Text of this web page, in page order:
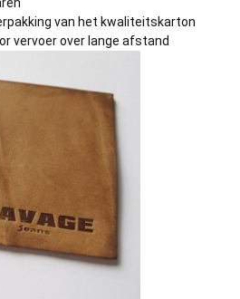
van het kwaliteitskarton
vervoer over lange afstand